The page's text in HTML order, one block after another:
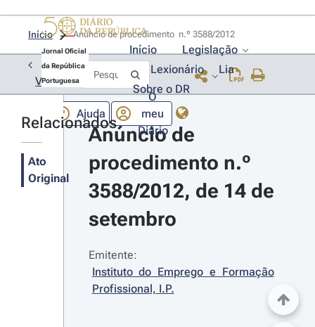
Jornal Oficial
da República
Portuguesa
Início
Legislação
Lexionário
Lia
Sobre o DR
Ajuda
O
meu
Diário
Início
Voltar
Relacionados
Ato
Original
Anúncio de
procedimento n.º
3588/2012, de 14 de
setembro
Emitente:
Instituto do Emprego e Formação
Profissional, I.P.